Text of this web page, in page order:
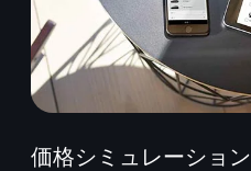
価格シミュレーション